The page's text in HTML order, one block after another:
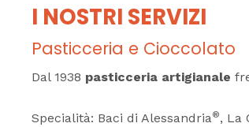
I NOSTRI SERVIZI
Pasticceria e Cioccolato
Dal 1938 pasticceria artigianale
Specialità: Baci di Alessandria®, La